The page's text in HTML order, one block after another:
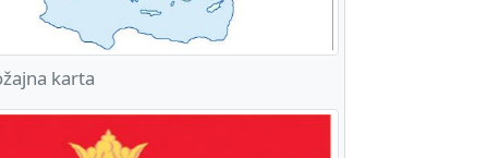
karta